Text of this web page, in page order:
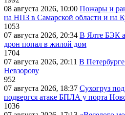
08 августа 2026, 10:00 Пожары и
на НПЗ в Самарской области и на
1053
07 августа 2026, 20:34 В Ялте БЭК
дрон попал в жилой дом
1704
07 августа 2026, 20:11 В
Невзорову
952
07 августа 2026, 18:37 Сухогруз
подвергся атаке БПЛА у порта
1036